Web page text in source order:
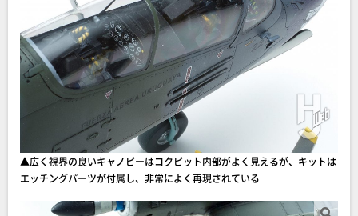
▲広く視界の良いキャノピーはコクピット内部がよく見えるが、キットは
エッチングパーツが付属し、非常によく再現されている